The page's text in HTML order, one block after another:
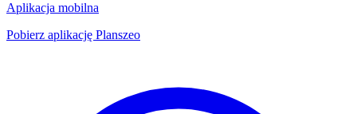
Aplikacja mobilna
Pobierz aplikację Planszeo